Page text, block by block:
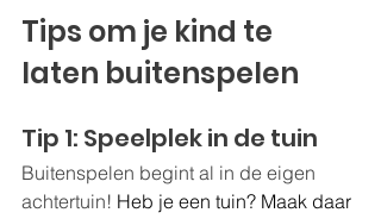
Tips om je kind te
laten buitenspelen
Tip 1: Speelplek in de tuin
Buitenspelen begint al in de eigen
achtertuin! Heb je een tuin? Maak daar